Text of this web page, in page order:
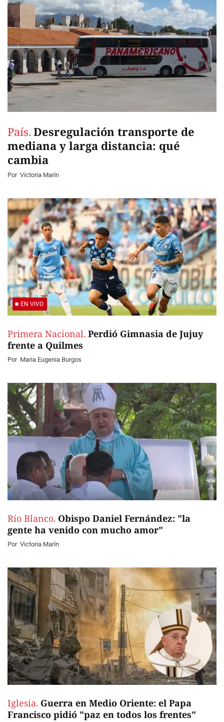
País. Desregulación transporte de
mediana y larga distancia: qué
cambia
Por Victoria Marín
EN VIVO
Primera Nacional. Perdió Gimnasia de Jujuy
frente a Quilmes
Por Maria Eugenia Burgos
Río Blanco. Obispo Daniel Fernández: "la
gente ha venido con mucho amor"
Por Victoria Marín
Iglesia. Guerra en Medio Oriente: el Papa
Francisco pidió "paz en todos los frentes"